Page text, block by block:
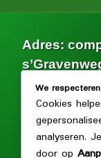
Adres:
2902 LG
© Volkstuin en
We
Cookies
analyseren.
door op